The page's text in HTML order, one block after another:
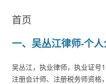
首页
一、吴丛江律师-个
吴丛江，执业律师，执业证
注册会计师、注册税务师资格